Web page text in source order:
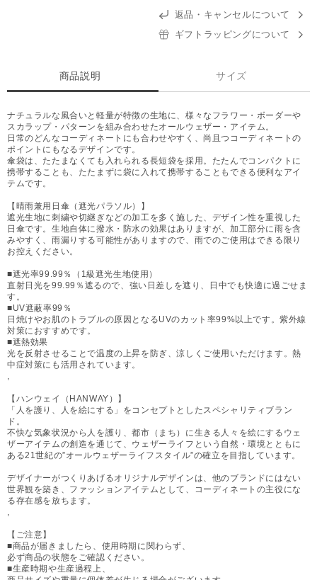
返品・キャンセルについて
ギフトラッピングについて
商品説明 サイズ
ナチュラルな風合いと軽量が特徴の生地に、様々なフラワー・ボーダーや
スカラップ・パターンを組み合わせたオールウェザー・アイテム。
日常のどんなコーディネートにも合わせやすく、尚且つコーディネートの
ポイントにもなるデザインです。
傘袋は、たたまなくても入れられる長短袋を採用。たたんでコンパクトに
携帯することも、たたまずに袋に入れて携帯することもできる便利なアイ
テムです。
【晴雨兼用日傘（遮光パラソル）】
遮光生地に刺繍や切継ぎなどの加工を多く施した、デザイン性を重視した
日傘です。生地自体に撥水・防水の効果はありますが、加工部分に雨を含
みやすく、雨漏りする可能性がありますので、雨でのご使用はできる限り
お控えください。
■遮光率99.99％（1級遮光生地使用）
直射日光を99.99％遮るので、強い日差しを遮り、日中でも快適に過ごせま
す。
■UV遮蔽率99％
日焼けやお肌のトラブルの原因となるUVのカット率99%以上です。紫外線
対策におすすめです。
■遮熱効果
光を反射させることで温度の上昇を防ぎ、涼しくご使用いただけます。熱
中症対策にも活用されています。
【ハンウェイ（HANWAY）】
「人を護り、人を絵にする」をコンセプトとしたスペシャリティブラン
ド。
不快な気象状況から人を護り、都市（まち）に生きる人々を絵にするウェ
ザーアイテムの創造を通じて、ウェザーライフという自然・環境とともに
ある21世紀の”オールウェザーライフスタイル”の確立を目指しています。
デザイナーがつくりあげるオリジナルデザインは、他のブランドにはない
世界観を築き、ファッションアイテムとして、コーディネートの主役にな
る存在感を放ちます。
【ご注意】
■商品が届きましたら、使用時期に関わらず、
必ず商品の状態をご確認ください。
■生産時期や生産過程上、